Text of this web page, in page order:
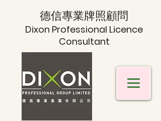
德信專業牌照顧問
Dixon Professional Licence
Consultant